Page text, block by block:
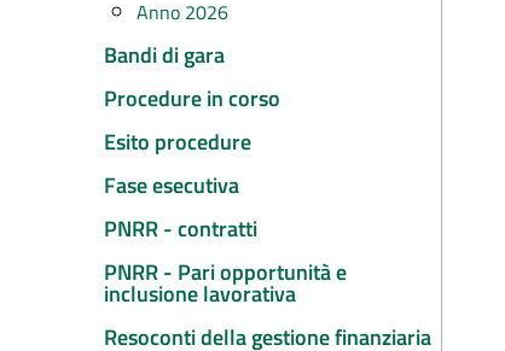
Anno 2026
Bandi di gara
Procedure in corso
Esito procedure
Fase esecutiva
PNRR - contratti
PNRR - Pari opportunità e
inclusione lavorativa
Resoconti della gestione finanziaria